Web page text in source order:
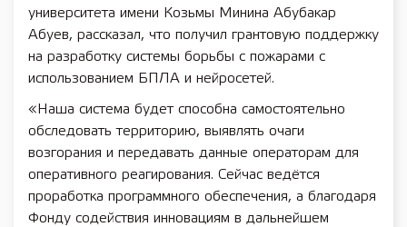
университета имени Козьмы Минина Абубакар
Абуев, рассказал, что получил грантовую поддержку
на разработку системы борьбы с пожарами с
использованием БПЛА и нейросетей.
«Наша система будет способна самостоятельно
обследовать территорию, выявлять очаги
возгорания и передавать данные операторам для
оперативного реагирования. Сейчас ведётся
проработка программного обеспечения, а благодаря
Фонду содействия инновациям в дальнейшем